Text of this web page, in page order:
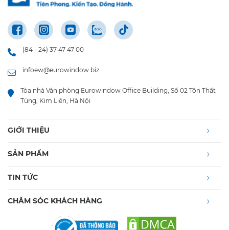
(84 - 24) 37 47 47 00
infoew@eurowindow.biz
Tòa nhà Văn phòng Eurowindow Office Building, Số 02 Tôn Thất
Tùng, Kim Liên, Hà Nội
GIỚI THIỆU
SẢN PHẨM
TIN TỨC
CHĂM SÓC KHÁCH HÀNG